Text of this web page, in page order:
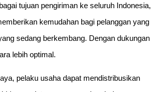
tujuan pengiriman ke seluruh Indonesia,
kemudahan bagi pelanggan yang
sedang berkembang. Dengan dukungan
lebih optimal.
pelaku usaha dapat mendistribusikan